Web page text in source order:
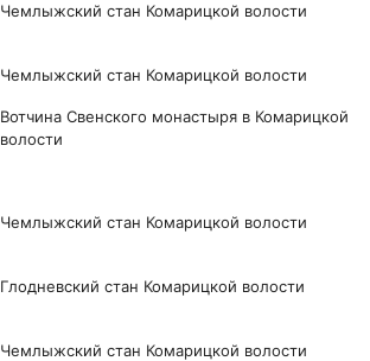
Чемлыжский стан Комарицкой волости
Чемлыжский стан Комарицкой волости
Вотчина Свенского монастыря в Комарицкой
волости
Чемлыжский стан Комарицкой волости
Глодневский стан Комарицкой волости
Чемлыжский стан Комарицкой волости